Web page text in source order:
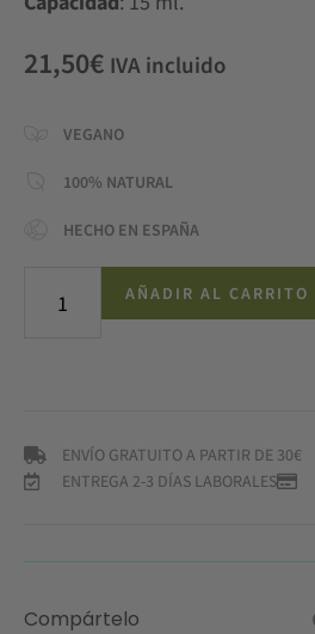
21,50€ IVA incluido
VEGANO
100% NATURAL
HECHO EN ESPAÑA
AÑADIR AL CARRITO
ENVÍO GRATUITO A PARTIR DE 30€
ENTREGA 2-3 DÍAS LABORALES
Compártelo